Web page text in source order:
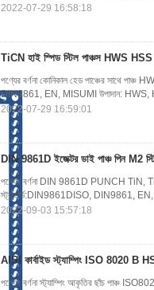
2022-07-29 16:58:18
TiCN হাই স্পিড স্টিল পাঞ্চস HWS HSS
পণ্যের বর্ণনা কোনিকাল হেড পাঞ্চের সাথে পাঞ্চ
DIN9861, EN, MISUMI উপাদান: HWS,
2022-07-29 16:59:01
DIN 9861D ইজেক্টর ডাই পাঞ্চ পিন
পণ্যের বর্ণনা DIN 9861D PUNCH TiN,
স্ট্যান্ডার্ড:DIN9861DISO, DIN9861, EN,
2022-09-03 15:57:18
AISI কার্বাইড স্ট্যাম্পিং ISO 8020 B
পণ্যের বর্ণনা স্ট্যাম্পিং আকৃতির ছাঁচ পাঞ্চ